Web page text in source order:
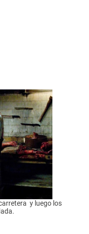
y luego los